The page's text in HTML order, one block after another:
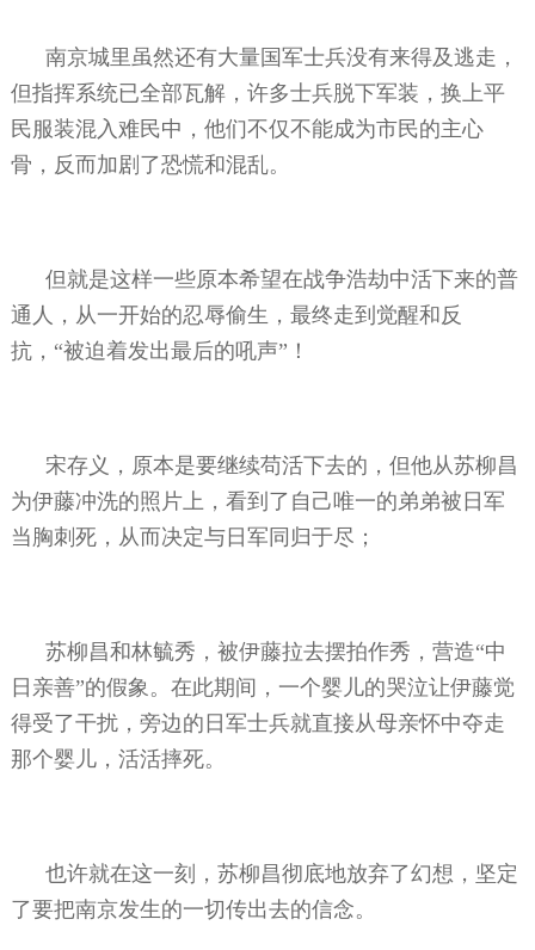
南京城里虽然还有大量国军士兵没有来得及逃走，
但指挥系统已全部瓦解，许多士兵脱下军装，换上平
民服装混入难民中，他们不仅不能成为市民的主心
骨，反而加剧了恐慌和混乱。
但就是这样一些原本希望在战争浩劫中活下来的普
通人，从一开始的忍辱偷生，最终走到觉醒和反
抗，“被迫着发出最后的吼声”！
宋存义，原本是要继续苟活下去的，但他从苏柳昌
为伊藤冲洗的照片上，看到了自己唯一的弟弟被日军
当胸刺死，从而决定与日军同归于尽；
苏柳昌和林毓秀，被伊藤拉去摆拍作秀，营造“中
日亲善”的假象。在此期间，一个婴儿的哭泣让伊藤觉
得受了干扰，旁边的日军士兵就直接从母亲怀中夺走
那个婴儿，活活摔死。
也许就在这一刻，苏柳昌彻底地放弃了幻想，坚定
了要把南京发生的一切传出去的信念。